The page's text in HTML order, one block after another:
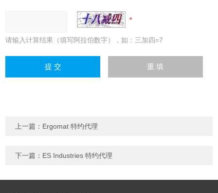
请输入计算结果（填写阿拉伯数字），如：三加四=7
上一篇： Ergomat 特约代理
下一篇： ES Industries 特约代理